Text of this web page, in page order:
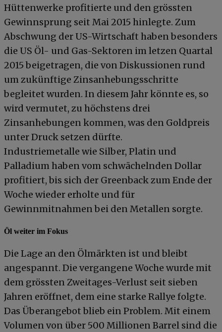
Hüttenwerke profitierte und den grössten
Gewinnsprung seit Mai 2015 hinlegte. Zum
Abschwung der US-Wirtschaft haben besonders
die US Öl- und Gas-Sektoren im letzen Quartal
2015 beigetragen, die von Diskussionen rund
um zukünftige Zinsanhebungsschritte
begleitet wurden. In diesem Jahr könnte es, so
wird vermutet, zu höchstens drei
Zinsanhebungen kommen, was den Goldpreis
unter Druck setzen dürfte.
Industriemetalle wie Silber, Platin und
Palladium haben vom schwächelnden Dollar
profitiert, bis sich der Greenback zum Ende der
Woche wieder erholte und für
Gewinnmitnahmen bei den Metallen sorgte.
Öl weiter im Fokus
Die Lage an den Ölmärkten ist und bleibt
angespannt. Die vergangene Woche wurde mit
dem grössten Zweitages-Verlust seit sieben
Jahren eröffnet, dem eine starke Rallye folgte.
Das Überangebot blieb ein Problem. Mit einem
Volumen von über 500 Millionen Barrel sind die